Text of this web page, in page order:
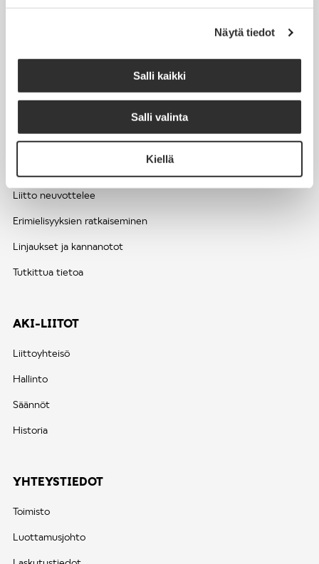
Näytä tiedot
Salli kaikki
Salli valinta
Kiellä
Kesätyöntekijän työehdot ja palkkaus seurakuntien hengellisessä
EDUNVALVONTA
Liitto neuvottelee
Erimielisyyksien ratkaiseminen
Linjaukset ja kannanotot
Tutkittua tietoa
AKI-LIITOT
Liittoyhteisö
Hallinto
Säännöt
Historia
YHTEYSTIEDOT
Toimisto
Luottamusjohto